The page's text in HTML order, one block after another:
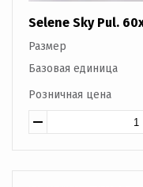
Selene Sky Pul.
Размер
Базовая единица
Розничная цена